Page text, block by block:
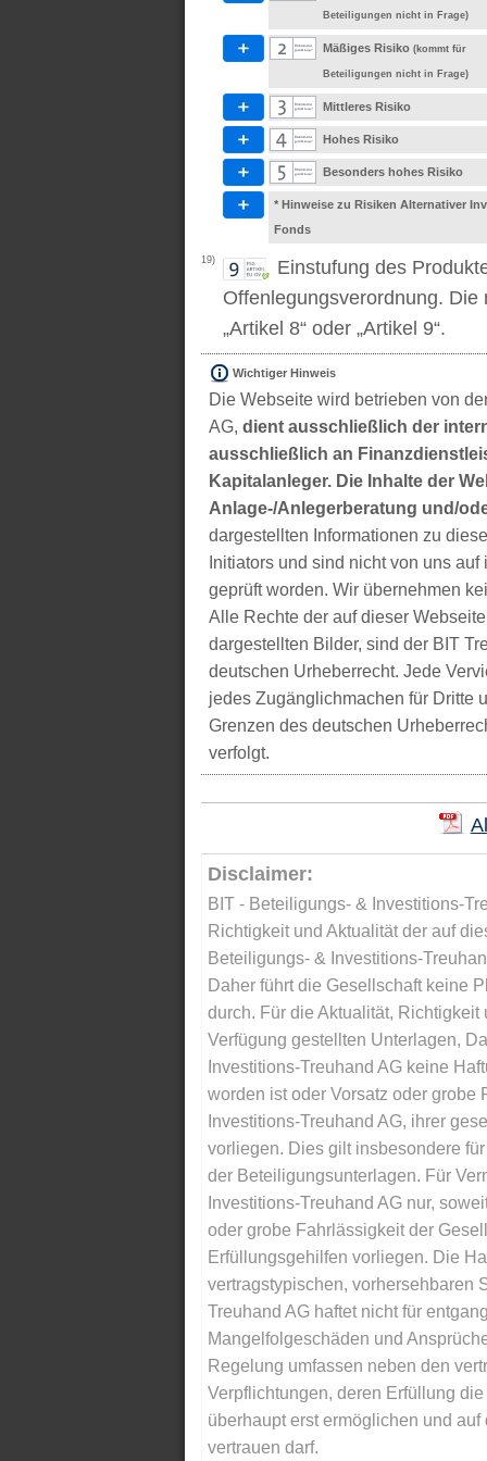
Beteiligungen nicht in Frage)
Mäßiges Risiko (kommt für
Beteiligungen nicht in Frage)
Mittleres Risiko
Hohes Risiko
Besonders hohes Risiko
* Hinweise zu Risiken Alternativer
Fonds
19)
Einstufung des
Offenlegungsverordnung. Die
„Artikel 8“ oder „Artikel 9“.
Wichtiger Hinweis
Die Webseite wird betrieben von
AG, dient ausschließlich der
ausschließlich an
Kapitalanleger. Die Inhalte der
Anlage-/Anlegerberatung und/
dargestellten Informationen zu
Initiators und sind nicht von uns
geprüft worden. Wir übernehmen
Alle Rechte der auf dieser
dargestellten Bilder, sind der BIT
deutschen Urheberrecht. Jede
jedes Zugänglichmachen für Dritte
Grenzen des deutschen
verfolgt.
Disclaimer:
BIT - Beteiligungs- & Investitions-
Richtigkeit und Aktualität der auf
Beteiligungs- & Investitions-
Daher führt die Gesellschaft keine
durch. Für die Aktualität,
Verfügung gestellten Unterlagen,
Investitions-Treuhand AG keine
worden ist oder Vorsatz oder
Investitions-Treuhand AG, ihrer
vorliegen. Dies gilt insbesondere
der Beteiligungsunterlagen. Für
Investitions-Treuhand AG nur,
oder grobe Fahrlässigkeit der
Erfüllungsgehilfen vorliegen. Die
vertragstypischen, vorhersehbaren
Treuhand AG haftet nicht für
Mangelfolgeschäden und
Regelung umfassen neben den
Verpflichtungen, deren Erfüllung
überhaupt erst ermöglichen und
vertrauen darf.